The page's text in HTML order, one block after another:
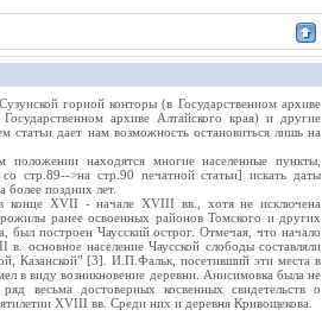
горной конторы (в Государственном архиве
архиве Алтайского края) и другие
дает нам возможность остановиться лишь на
находятся многие населенные пункты,
стр.89-->на стр.90 печатной статьи] искать даты
более поздних лет.
в конце XVII - начале XVIII вв., хотя не исключена
ранее освоенных районов Томского и других
построен Чаусский острог. Отмечая, что начало
население Чаусской слободы составляли
Казанской" [3]. И.П.Фальк, посетивший эти места в
в виду возникновение деревни. Анисимовка была не
весьма достоверных косвенных свидетельств о
XVIII вв. Среди них и деревня Кривощекова.